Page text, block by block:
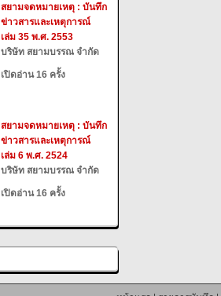
สยามจดหมายเหตุ : บันทึก
ข่าวสารและเหตุการณ์
เล่ม 35 พ.ศ. 2553
บริษัท สยามบรรณ จำกัด
เปิดอ่าน 16 ครั้ง
สยามจดหมายเหตุ : บันทึก
ข่าวสารและเหตุการณ์
เล่ม 6 พ.ศ. 2524
บริษัท สยามบรรณ จำกัด
เปิดอ่าน 16 ครั้ง